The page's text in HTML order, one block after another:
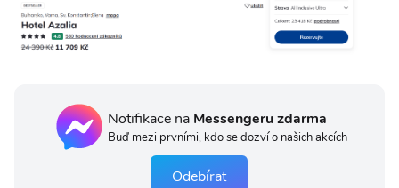
Notifikace na Messengeru zdarma
Buď mezi prvními, kdo se dozví o našich akcích
Odebírat